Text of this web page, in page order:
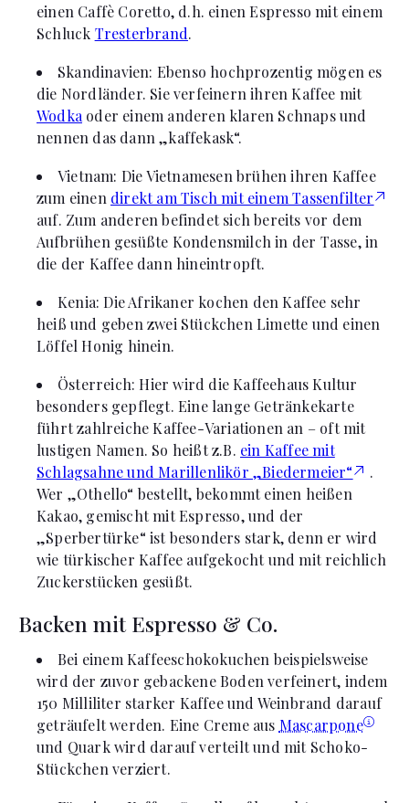
einen Caffè Coretto, d.h. einen Espresso mit einem
Schluck Tresterbrand.
Skandinavien: Ebenso hochprozentig mögen es
die Nordländer. Sie verfeinern ihren Kaffee mit
Wodka oder einem anderen klaren Schnaps und
nennen das dann „kaffekask“.
Vietnam: Die Vietnamesen brühen ihren Kaffee
zum einen direkt am Tisch mit einem Tassenfilter
auf. Zum anderen befindet sich bereits vor dem
Aufbrühen gesüßte Kondensmilch in der Tasse, in
die der Kaffee dann hineintropft.
Kenia: Die Afrikaner kochen den Kaffee sehr
heiß und geben zwei Stückchen Limette und einen
Löffel Honig hinein.
Österreich: Hier wird die Kaffeehaus Kultur
besonders gepflegt. Eine lange Getränkekarte
führt zahlreiche Kaffee-Variationen an – oft mit
lustigen Namen. So heißt z.B. ein Kaffee mit
Schlagsahne und Marillenlikör „Biedermeier“
.
Wer „Othello“ bestellt, bekommt einen heißen
Kakao, gemischt mit Espresso, und der
„Sperbertürke“ ist besonders stark, denn er wird
wie türkischer Kaffee aufgekocht und mit reichlich
Zuckerstücken gesüßt.
Backen mit Espresso & Co.
Bei einem Kaffeeschokokuchen beispielsweise
wird der zuvor gebackene Boden verfeinert, indem
150 Milliliter starker Kaffee und Weinbrand darauf
geträufelt werden. Eine Creme aus Mascarpone
und Quark wird darauf verteilt und mit Schoko-
Stückchen verziert.